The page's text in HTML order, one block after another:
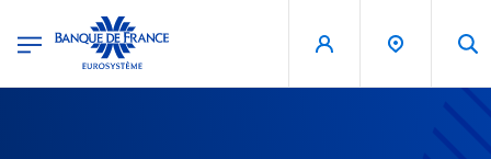
Banque de France - Menu Principal